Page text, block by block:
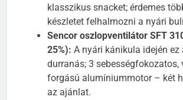
klasszikus snacket; érdemes
készletet felhalmozni a nyári
Sencor oszlopventilátor SFT
25%): A nyári kánikula idején ez
durranás; 3 sebességfokozatos,
forgású alumíniummotor – két
az ajánlat.